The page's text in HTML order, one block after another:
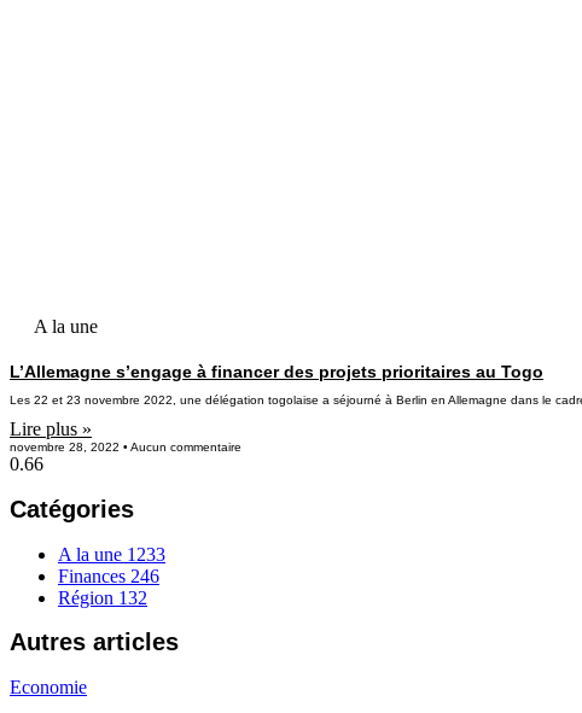
A la une
L’Allemagne s’engage à financer des projets prioritaires au Togo
Les 22 et 23 novembre 2022, une délégation togolaise a séjourné à Berlin en Allemagne dans le
Lire plus »
novembre 28, 2022 Aucun commentaire
Catégories
A la une 1233
Finances 246
Région 132
Autres articles
Economie